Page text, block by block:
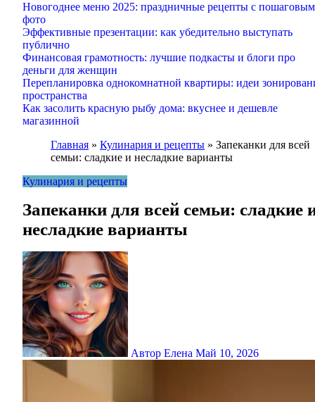
Новогоднее меню 2025: праздничные рецепты с
фото
Эффективные презентации: как убедительно выступать
публично
Финансовая грамотность: лучшие подкасты и блоги про
деньги для женщин
Перепланировка однокомнатной квартиры: идеи
пространства
Как засолить красную рыбу дома: вкуснее и дешевле
магазинной
Главная » Кулинария и рецепты » Запеканки для всей
семьи: сладкие и несладкие варианты
Кулинария и рецепты
Запеканки для всей семьи: сладкие
несладкие варианты
Автор Елена Май 10, 2026